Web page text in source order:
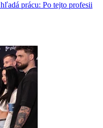
prácu: Po tejto profesii